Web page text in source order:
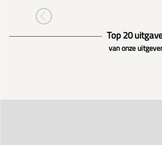
Top 20
van onze